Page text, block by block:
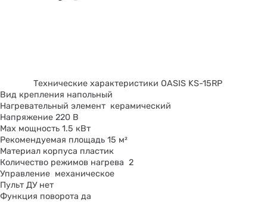
Технические характеристики OASIS KS-15RP
Вид крепления напольный
Нагревательный элемент керамический
Напряжение 220 В
Max мощность 1.5 кВт
Рекомендуемая площадь 15 м²
Материал корпуса пластик
Количество режимов нагрева 2
Управление механическое
Пульт ДУ нет
Функция поворота да